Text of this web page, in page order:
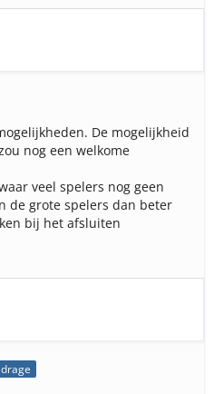
De mogelijkheid
nog een welkome
veel spelers nog geen
de grote spelers dan beter
bij het afsluiten